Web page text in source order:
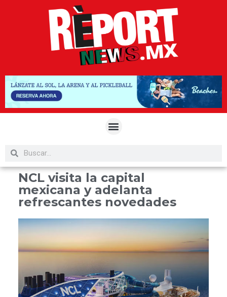
NCL visita la capital
mexicana y adelanta
refrescantes novedades